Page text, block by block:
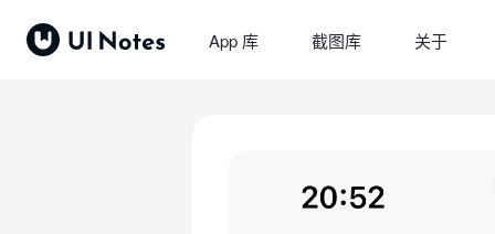
App 库 截图库 关于